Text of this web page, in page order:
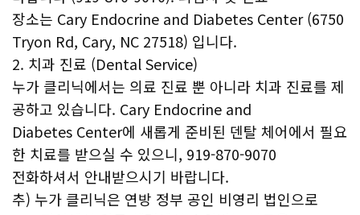
장소는 Cary Endocrine and Diabetes Center (6750
Tryon Rd, Cary, NC 27518) 입니다.
2. 치과 진료 (Dental Service)
누가 클리닉에서는 의료 진료 뿐 아니라 치과 진료를 제
공하고 있습니다. Cary Endocrine and
Diabetes Center에 새롭게 준비된 덴탈 체어에서 필요
한 치료를 받으실 수 있으니, 919-870-9070
전화하셔서 안내받으시기 바랍니다.
추) 누가 클리닉은 연방 정부 공인 비영리 법인으로